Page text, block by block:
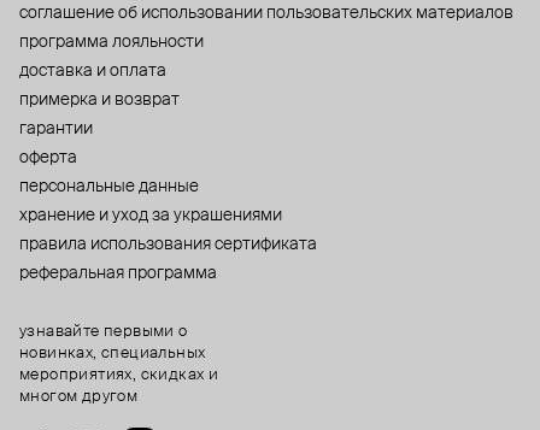
cоглашение об использовании пользовательских материалов
программа лояльности
доставка и оплата
примерка и возврат
гарантии
оферта
персональные данные
хранение и уход за украшениями
правила использования сертификата
реферальная программа
узнавайте первыми о
новинках, специальных
мероприятиях, скидках и
многом другом